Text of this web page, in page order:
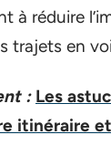
à réduire
trajets en
: Les
itinéraire